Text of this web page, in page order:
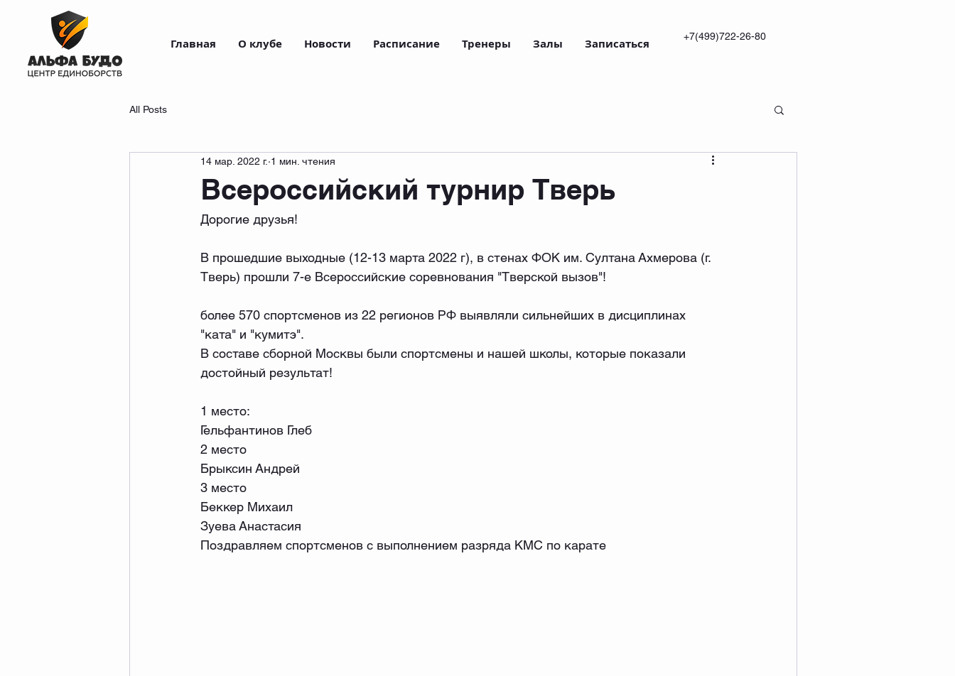
Главная О клубе Новости Расписание Тренеры Залы Записаться +7(499)722-26-80
All Posts
Всероссийский турнир Тверь
14 мар. 2022 г. 1 мин. чтения
Дорогие друзья!
В прошедшие выходные (12-13 марта 2022 г), в стенах ФОК им. Султана Ахмерова (г.
Тверь) прошли 7-е Всероссийские соревнования "Тверской вызов"!
более 570 спортсменов из 22 регионов РФ выявляли сильнейших в дисциплинах
"ката" и "кумитэ".
В составе сборной Москвы были спортсмены и нашей школы, которые показали
достойный результат!
1 место:
Гельфантинов Глеб
2 место
Брыксин Андрей
3 место
Беккер Михаил
Зуева Анастасия
Поздравляем спортсменов с выполнением разряда КМС по карате